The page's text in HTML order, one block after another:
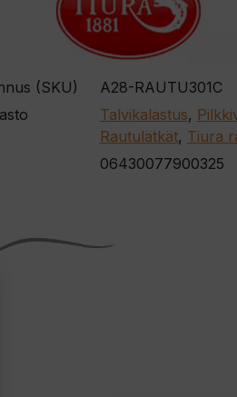
(SKU)
A28-RAUTU301C
Talvikalastus,
Rautulätkät, Tiura
06430077900325